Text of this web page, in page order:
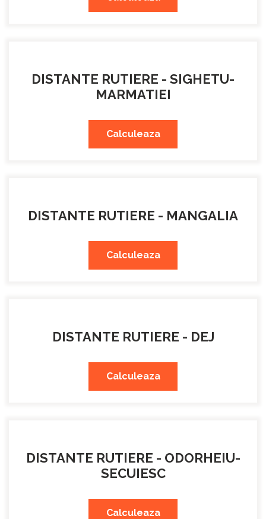
DISTANTE RUTIERE - SIGHETU-
MARMATIEI
Calculeaza
DISTANTE RUTIERE - MANGALIA
Calculeaza
DISTANTE RUTIERE - DEJ
Calculeaza
DISTANTE RUTIERE - ODORHEIU-
SECUIESC
Calculeaza